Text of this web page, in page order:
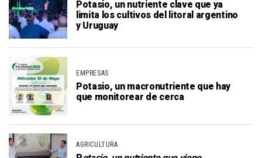
Potasio, un nutriente clave que ya
limita los cultivos del litoral argentino
y Uruguay
EMPRESAS
Potasio, un macronutriente que hay
que monitorear de cerca
AGRICULTURA